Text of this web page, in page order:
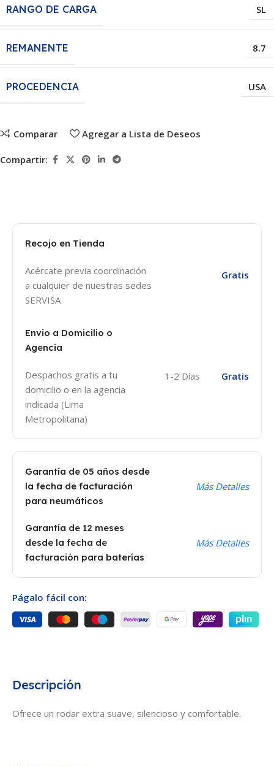
RANGO DE CARGA SL
REMANENTE 8.7
PROCEDENCIA USA
Comparar Agregar a Lista de Deseos
Compartir:
Descripción
Ofrece un rodar extra suave, silencioso y comfortable.
Recojo en Tienda
Acércate previa coordinación
a cualquier de nuestras sedes
SERVISA
Gratis
Envio a Domicilio o
Agencia
Despachos gratis a tu
domicilio o en la agencia
indicada (Lima
Metropolitana)
1-2 Días Gratis
Garantía de 05 años desde
la fecha de facturación
para neumáticos
Más Detalles
Garantía de 12 meses
desde la fecha de
facturación para baterías
Más Detalles
Págalo fácil con: